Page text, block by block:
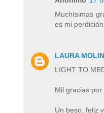
Muchísimas
es mi
LAURA
LIGHT TO
Mil gracias
Un beso, feliz